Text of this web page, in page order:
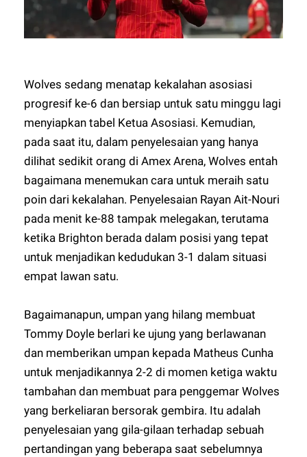
Wolves sedang menatap kekalahan asosiasi
progresif ke-6 dan bersiap untuk satu minggu lagi
menyiapkan tabel Ketua Asosiasi. Kemudian,
pada saat itu, dalam penyelesaian yang hanya
dilihat sedikit orang di Amex Arena, Wolves entah
bagaimana menemukan cara untuk meraih satu
poin dari kekalahan. Penyelesaian Rayan Ait-Nouri
pada menit ke-88 tampak melegakan, terutama
ketika Brighton berada dalam posisi yang tepat
untuk menjadikan kedudukan 3-1 dalam situasi
empat lawan satu.
Bagaimanapun, umpan yang hilang membuat
Tommy Doyle berlari ke ujung yang berlawanan
dan memberikan umpan kepada Matheus Cunha
untuk menjadikannya 2-2 di momen ketiga waktu
tambahan dan membuat para penggemar Wolves
yang berkeliaran bersorak gembira. Itu adalah
penyelesaian yang gila-gilaan terhadap sebuah
pertandingan yang beberapa saat sebelumnya